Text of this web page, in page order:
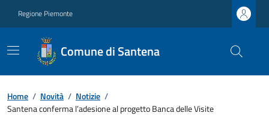
Regione Piemonte
Comune di Santena
Home / Novità / Notizie /
Santena conferma l’adesione al progetto Banca delle Visite